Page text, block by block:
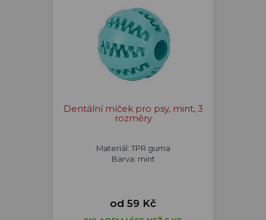
Dentální míček pro psy, mint, 3
rozměry
Materiál: TPR guma
Barva: mint
od 59 Kč